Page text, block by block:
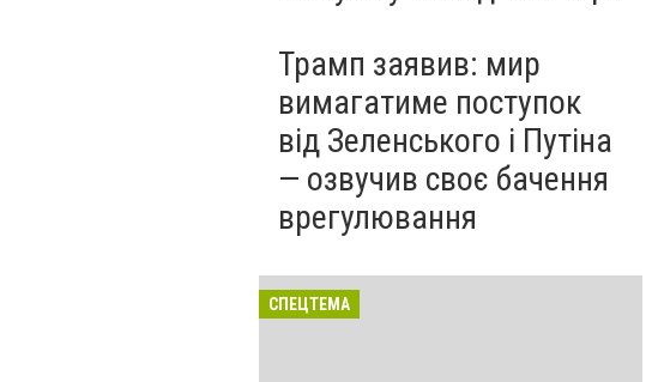
Трамп заявив: мир
вимагатиме поступок
від Зеленського і Путіна
— озвучив своє бачення
врегулювання
СПЕЦТЕМА